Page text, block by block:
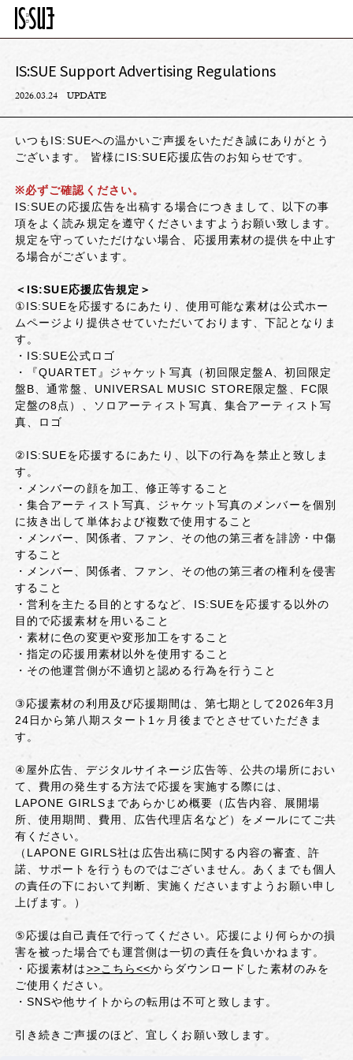
IS:SUE Support Advertising Regulations
2026.03.24 UPDATE
いつもIS:SUEへの温かいご声援をいただき誠にありがとう
ございます。 皆様にIS:SUE応援広告のお知らせです。
※必ずご確認ください。
IS:SUEの応援広告を出稿する場合につきまして、以下の事
項をよく読み規定を遵守くださいますようお願い致します。
規定を守っていただけない場合、応援用素材の提供を中止す
る場合がございます。
＜IS:SUE応援広告規定＞
①IS:SUEを応援するにあたり、使用可能な素材は公式ホー
ムページより提供させていただいております、下記となりま
す。
・IS:SUE公式ロゴ
・『QUARTET』ジャケット写真（初回限定盤A、初回限定
盤B、通常盤、UNIVERSAL MUSIC STORE限定盤、FC限
定盤の8点）、ソロアーティスト写真、集合アーティスト写
真、ロゴ
②IS:SUEを応援するにあたり、以下の行為を禁止と致しま
す。
・メンバーの顔を加工、修正等すること
・集合アーティスト写真、ジャケット写真のメンバーを個別
に抜き出して単体および複数で使用すること
・メンバー、関係者、ファン、その他の第三者を誹謗・中傷
すること
・メンバー、関係者、ファン、その他の第三者の権利を侵害
すること
・営利を主たる目的とするなど、IS:SUEを応援する以外の
目的で応援素材を用いること
・素材に色の変更や変形加工をすること
・指定の応援用素材以外を使用すること
・その他運営側が不適切と認める行為を行うこと
③応援素材の利用及び応援期間は、第七期として2026年3月
24日から第八期スタート1ヶ月後までとさせていただきま
す。
④屋外広告、デジタルサイネージ広告等、公共の場所におい
て、費用の発生する方法で応援を実施する際には、
LAPONE GIRLSまであらかじめ概要（広告内容、展開場
所、使用期間、費用、広告代理店名など）をメールにてご共
有ください。
（LAPONE GIRLS社は広告出稿に関する内容の審査、許
諾、サポートを行うものではございません。あくまでも個人
の責任の下において判断、実施くださいますようお願い申し
上げます。）
⑤応援は自己責任で行ってください。応援により何らかの損
害を被った場合でも運営側は一切の責任を負いかねます。
・応援素材は>>こちら<<からダウンロードした素材のみを
ご使用ください。
・SNSや他サイトからの転用は不可と致します。
引き続きご声援のほど、宜しくお願い致します。